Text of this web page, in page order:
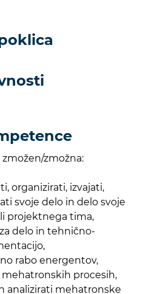
zmožna:
organizirati, izvajati,
svoje delo in delo svoje
projektnega tima,
delo in tehnično-
rabo energentov,
mehatronskih procesih,
analizirati mehatronske